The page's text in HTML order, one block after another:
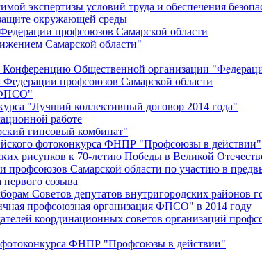
экспертизы условий труда и обеспечения
окружающей среды
профсоюзов Самарской области
Самарской области"
Общественной организации
профсоюзов Самарской области
ФПСО"
"Лучший коллективный договор 2014 года"
работе
гипсовый комбинат"
фотоконкурса ФНПР "Профсоюзы в действии"
рисунков к 70-летию Победы в Великой
профсоюзов Самарской области по участию в
созыва
Советов депутатов внутригородских районов
профсоюзная организация ФПСО" в 2014 году
координационных советов организаций
фотоконкурса ФНПР "Профсоюзы в действии"